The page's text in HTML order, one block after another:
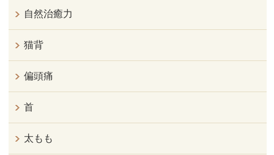
自然治癒力
猫背
偏頭痛
首
太もも